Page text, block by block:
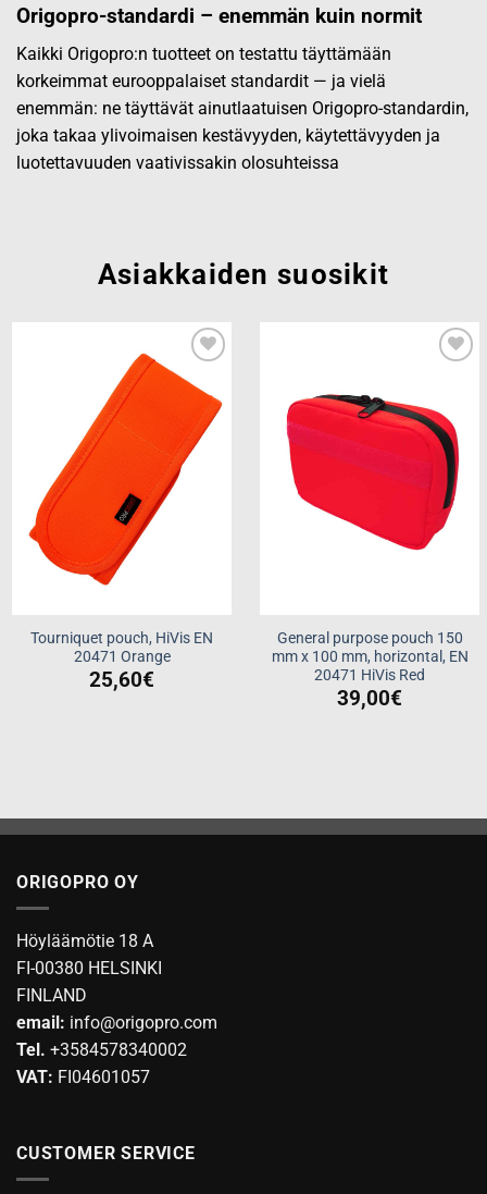
Origopro-standardi – enemmän kuin normit
Kaikki Origopro:n tuotteet on testattu täyttämään
korkeimmat eurooppalaiset standardit — ja vielä
enemmän: ne täyttävät ainutlaatuisen Origopro-standardin,
joka takaa ylivoimaisen kestävyyden, käytettävyyden ja
luotettavuuden vaativissakin olosuhteissa
Asiakkaiden suosikit
Add to
wishlist
Tourniquet pouch, HiVis EN
20471 Orange
25,60€
General purpose pouch 150
mm x 100 mm, horizontal, EN
20471 HiVis Red
39,00€
ORIGOPRO OY
Höyläämötie 18 A
FI-00380 HELSINKI
FINLAND
email: info@origopro.com
Tel. +3584578340002
VAT: FI04601057
CUSTOMER SERVICE